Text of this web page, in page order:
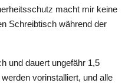
macht mir keine
Schreibtisch während der
und dauert ungefähr 1,5
vorinstalliert, und alle